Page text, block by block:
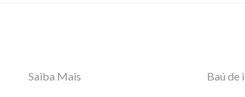
Saiba Mais Baú de